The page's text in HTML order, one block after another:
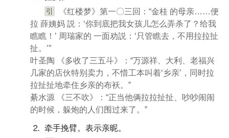
引
《红楼梦》第一〇三回：“金桂 的母亲……便
拉 薛姨妈 説：‘你到底把我女孩儿怎么弄杀了？给我
瞧瞧！’ 周瑞家的 一面劝説：‘只管瞧去，不用拉拉扯
扯。’”
叶圣陶 《多收了三五斗》：“万源祥、大利、老福兴
几家的店伙特别卖力，不惜工本叫着‘乡亲’，同时拉
拉扯扯地牵住乡亲的布袄。”
綦水源 《三不吹》：“正当他俩拉拉扯扯、吵吵闹闹
的时候，躲炮的人们围过来了。”
⒉ 牵手挽臂。表示亲昵。